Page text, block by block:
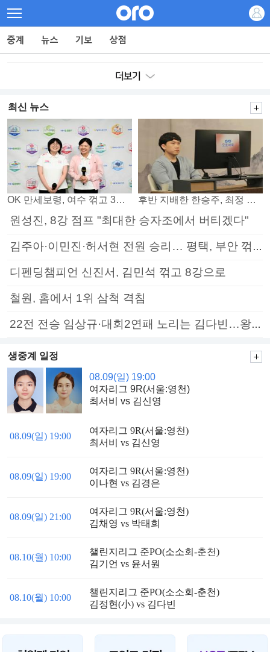
최신 뉴스
OK 만세보령, 여수 꺾고 3연패 탈출 후반 지배한 한승주, 최정 꺾고 8강 진출
원성진, 8강 점프 "최대한 승자조에서 버티겠다"
김주아·이민진·허서현 전원 승리… 평택, 부안 꺾고 5연승
디펜딩챔피언 신진서, 김민석 꺾고 8강으로
철원, 홈에서 1위 삼척 격침
22전 전승 임상규·대회2연패 노리는 김다빈…왕중왕전 16강 7일부터
생중계 일정
08.09(일) 19:00
여자리그 9R(서울:영천)
최서비 vs 김신영
08.09(일) 19:00
여자리그 9R(서울:영천)
최서비 vs 김신영
08.09(일) 19:00
여자리그 9R(서울:영천)
이나현 vs 김경은
08.09(일) 21:00
여자리그 9R(서울:영천)
김채영 vs 박태희
08.10(월) 10:00
챌린지리그 준PO(소소회-춘천)
김기언 vs 윤서원
08.10(월) 10:00
챌린지리그 준PO(소소회-춘천)
김정현(小) vs 김다빈